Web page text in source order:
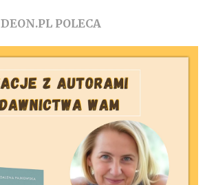
DEON.PL POLECA